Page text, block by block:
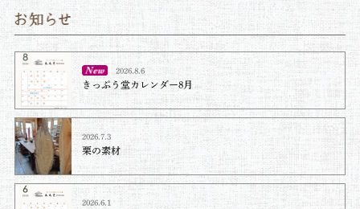
2026.8.6
きっぷう堂カレンダー8月
2026.7.3
栗の素材
2026.6.1